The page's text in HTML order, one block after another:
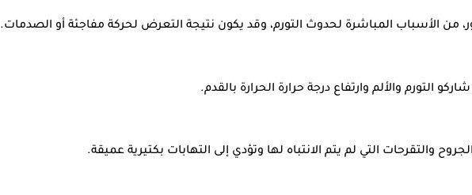
من الأسباب المباشرة لحدوث التورم، وقد يكون نتيجة التعرض لحركة مفاجئة أو الصدمات.
والألم وارتفاع درجة حرارة الحرارة بالقدم.
والتقرحات التي لم يتم الانتباه لها وتؤدي إلى التهابات بكتيرية عميقة.